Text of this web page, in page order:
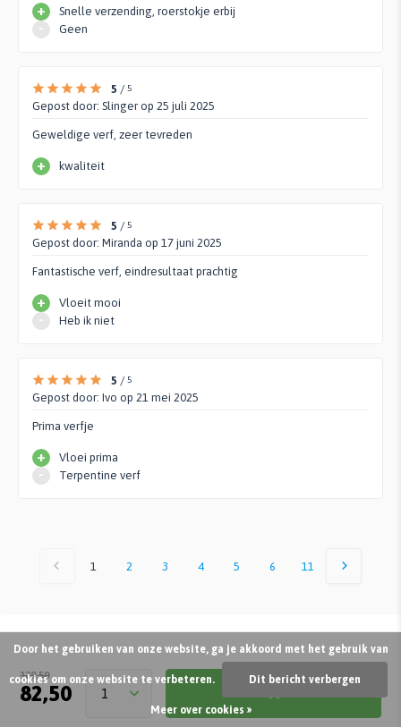
129,50
82,50
+ Snelle verzending, roerstokje erbij
- Geen
5 / 5
Gepost door: Slinger op 25 juli 2025
Geweldige verf, zeer tevreden
+ kwaliteit
5 / 5
Gepost door: Miranda op 17 juni 2025
Fantastische verf, eindresultaat prachtig
+ Vloeit mooi
- Heb ik niet
5 / 5
Gepost door: Ivo op 21 mei 2025
Prima verfje
+ Vloei prima
- Terpentine verf
1 2 3 4 5 6 11
Andere kochten ook
Door het gebruiken van onze website, ga je akkoord met het gebruik van
cookies om onze website te verbeteren. Dit bericht verbergen
Meer over cookies »